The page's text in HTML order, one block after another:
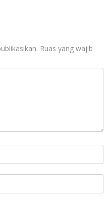
Ruas yang wajib